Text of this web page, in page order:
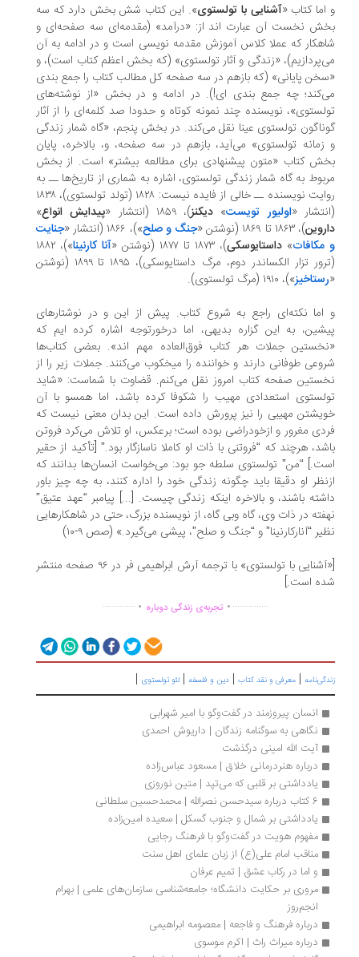
کتاب « آشنایی با تولستوی». این کتاب شش بخش دارد که سه
نخست آن عبارت اند از: «درآمد» (مقدمه‌ای سه صفحه‌ای و
که عملا کلاس آموزش مقدمه نویسی است و در ادامه به آن
«زندگی و آثار تولستوی» (که بخش اعظم کتاب است)، و
پایانی» (که بازهم در سه صفحه کل مطالب کتاب را جمع بندی
چه جمع بندی ای!). در ادامه و در بخش «از نوشته‌های
نویسنده چند نمونه کوتاه و حدودا صد کلمه‌ای را از آثار
تولستوی عینا نقل می‌کند. در بخش پنجم، «گاه شمار زندگی
تولستوی» می‌آید، بازهم در سه صفحه، و، بالاخره، پایان
کتاب «متون پیشنهادی برای مطالعه بیشتر» است. از بخش
به گاه شمار زندگی تولستوی، اشاره به شماری از تاریخ‌ها ــ به
روایت نویسنده ــ خالی از فایده نیست: ۱۸۲۸ (تولد تولستوی)، ۱۸۳۸
«اولیور تویست»دیکنز)، ۱۸۵۹ (انتشار « پیدایش انواع»
)، ۱۸۶۳ تا ۱۸۶۹ (نوشتن « جنگ و صلح »)، ۱۸۶۶ (انتشار «
جنایت
»داستایوسکی)، ۱۸۷۳ تا ۱۸۷۷ (نوشتن « آنا کارنینا
»)، ۱۸۸۲
(ترور تزار الکساندر دوم، مرگ داستایوسکی)، ۱۸۹۵ تا ۱۸۹۹ (نوشتن
»)، ۱۹۱۰ (مرگ تولستوی).
نکته‌ای راجع به شروع کتاب. پیش از این و در نوشتارهای
به این گزاره بدیهی، اما درخورتوجه اشاره کرده ایم که
جملات هر کتاب فوق‌العاده مهم اند». بعضی کتاب‌ها
طوفانی دارند و خواننده را میخکوب می‌کنند. جملات زیر را از
صفحه کتاب امروز نقل می‌کنم. قضاوت با شماست: «شاید
استعدادی مهیب را شکوفا کرده باشد، اما همسو با آن
مهیبی را نیز پرورش داده است. این بدان معنی نیست که
مغرور و ازخودراضی بوده است؛ برعکس، او تلاش می‌کرد فروتن
هرچند که “فروتنی با ذات او کاملا ناسازگار بود.” [تأکید از حقیر
“من” تولستوی سلطه جو بود: می‌خواست انسان‌ها بدانند که
او دقیقا باید چگونه زندگی خود را اداره کنند، به چه چیز باور
باشند، و بالاخره اینکه زندگی چیست. [...] پیامبر “عهد عتیق”
در ذات وی، گاه وبی گاه، از نویسنده بزرگ، حتی در شاهکارهایی
“آنارکارنینا” و “جنگ و صلح”، پیشی می‌گیرد.» (صص ۹-۱۰)
[«آشنایی با تولستوی» با ترجمه آرش ابراهیمی فر در ۹۶ صفحه منتشر
است.]
...............
. تجربه‌ی زندگی دوباره.
..............
|معرفی و نقد کتاب|دین و فلسفه|لئو تولستوی|
انسان پیروزمند در گفت‌وگو با امیر شهرابی
نگاهی به سوگنامه زندگان | داریوش احمدی
آیت الله امینی درگذشت
درباره هنردرمانی خلاق | مسعود عباس‌زاده
یادداشتی بر قلبی که می‌تپد | متین نوروزی
یادداشتی بر شمال و جنوب گسکل | سعیده امین‌زاده
مفهوم هویت در گفت‌وگو با فرهنگ رجایی
مناقب امام علی(ع) از زبان علمای اهل سنت
و اما در رکاب عشق | تمیم عرفان
مروری بر حکایت دانشگاه؛ جامعه‌شناسی سازمان‌های علمی | بهرام
درباره فرهنگ و فاجعه | معصومه ابراهیمی
درباره میراث راث | اکرم موسوی